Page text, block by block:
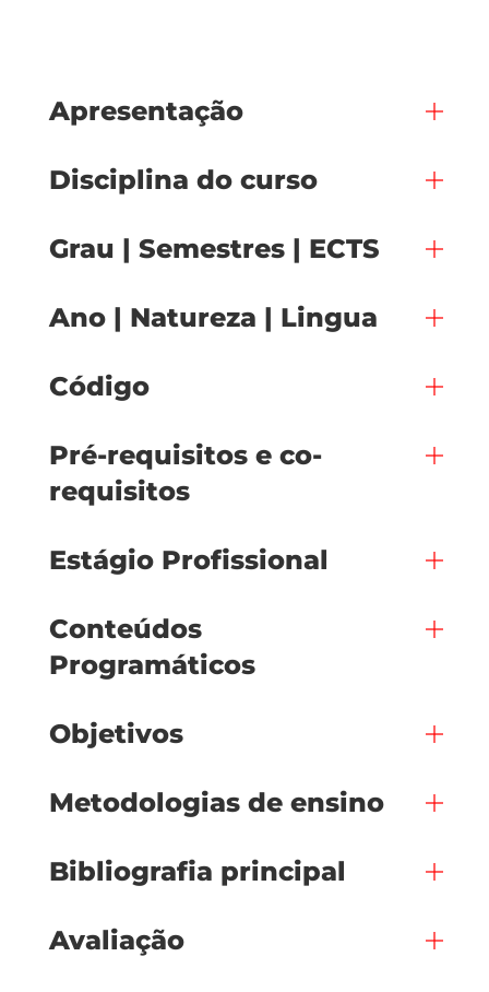
Apresentação
Disciplina do curso
Grau | Semestres | ECTS
Ano | Natureza | Lingua
Código
Pré-requisitos e co-
requisitos
Estágio Profissional
Conteúdos
Programáticos
Objetivos
Metodologias de ensino
Bibliografia principal
Avaliação